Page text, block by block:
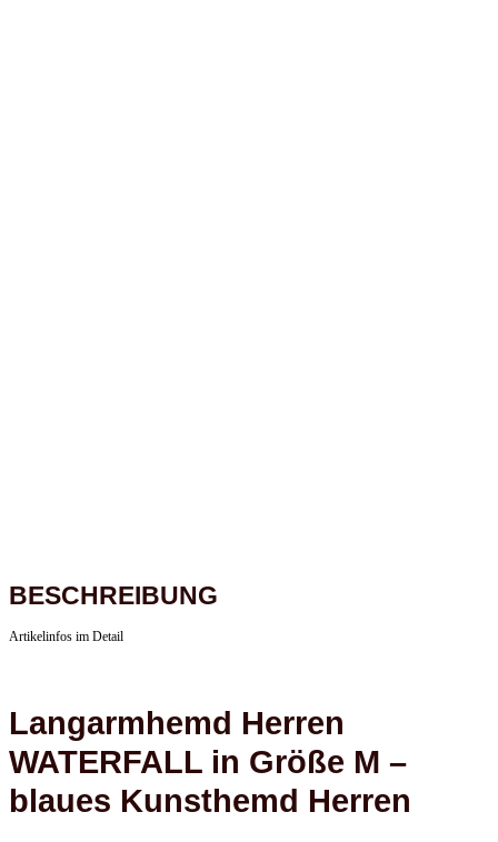
BESCHREIBUNG
Artikelinfos im Detail
Langarmhemd Herren
WATERFALL in Größe M –
blaues Kunsthemd Herren